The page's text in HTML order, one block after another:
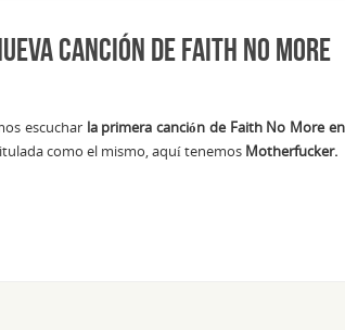
canción de FAITH NO MORE
escuchar la primera canción de Faith No More
como el mismo, aquí tenemos Motherfucker.